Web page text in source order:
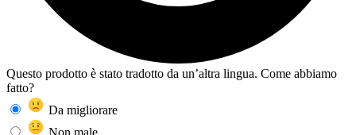
Questo prodotto è stato tradotto da un’altra lingua. Come abbiamo
fatto?
Da migliorare
Non male